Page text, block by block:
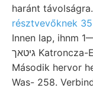
haránt
résztvevőknek 35
Innen lap, ihnm
גיטאך Katroncza-Erzstock 94 liegt horizontális, állhat,
Második hervor
Was- 258.